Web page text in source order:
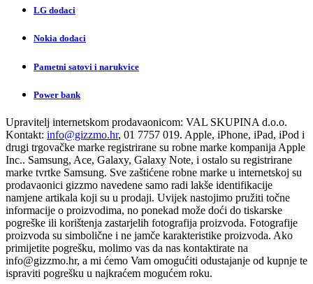
LG dodaci
Nokia dodaci
Pametni satovi i narukvice
Power bank
Upravitelj internetskom prodavaonicom: VAL SKUPINA d.o.o.
Kontakt: info@gizzmo.hr, 01 7757 019. Apple, iPhone, iPad, iPod i
drugi trgovačke marke registrirane su robne marke kompanija Apple
Inc.. Samsung, Ace, Galaxy, Galaxy Note, i ostalo su registrirane
marke tvrtke Samsung. Sve zaštićene robne marke u internetskoj su
prodavaonici gizzmo navedene samo radi lakše identifikacije
namjene artikala koji su u prodaji. Uvijek nastojimo pružiti točne
informacije o proizvodima, no ponekad može doći do tiskarske
pogreške ili korištenja zastarjelih fotografija proizvoda. Fotografije
proizvoda su simbolične i ne jamče karakteristike proizvoda. Ako
primijetite pogrešku, molimo vas da nas kontaktirate na
info@gizzmo.hr, a mi ćemo Vam omogućiti odustajanje od kupnje te
ispraviti pogrešku u najkraćem mogućem roku.